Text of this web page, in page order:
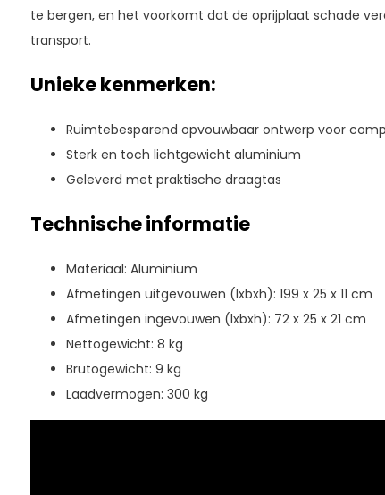
te bergen, en het voorkomt dat de oprijplaat schade
transport.
Unieke kenmerken:
Ruimtebesparend opvouwbaar ontwerp voor
Sterk en toch lichtgewicht aluminium
Geleverd met praktische draagtas
Technische informatie
Materiaal: Aluminium
Afmetingen uitgevouwen (lxbxh): 199 x 25 x 11 cm
Afmetingen ingevouwen (lxbxh): 72 x 25 x 21 cm
Nettogewicht: 8 kg
Brutogewicht: 9 kg
Laadvermogen: 300 kg